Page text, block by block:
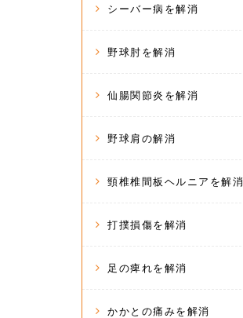
シーバー病を解消
野球肘を解消
仙腸関節炎を解消
野球肩の解消
頸椎椎間板ヘルニアを解消
打撲損傷を解消
足の痺れを解消
かかとの痛みを解消